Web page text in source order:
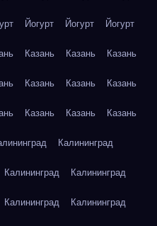
Йогурт Йогурт Йогурт
Казань Казань Казань
Казань Казань Казань
Казань Казань Казань
Калининград
Калининград Калининград
Калининград Калининград